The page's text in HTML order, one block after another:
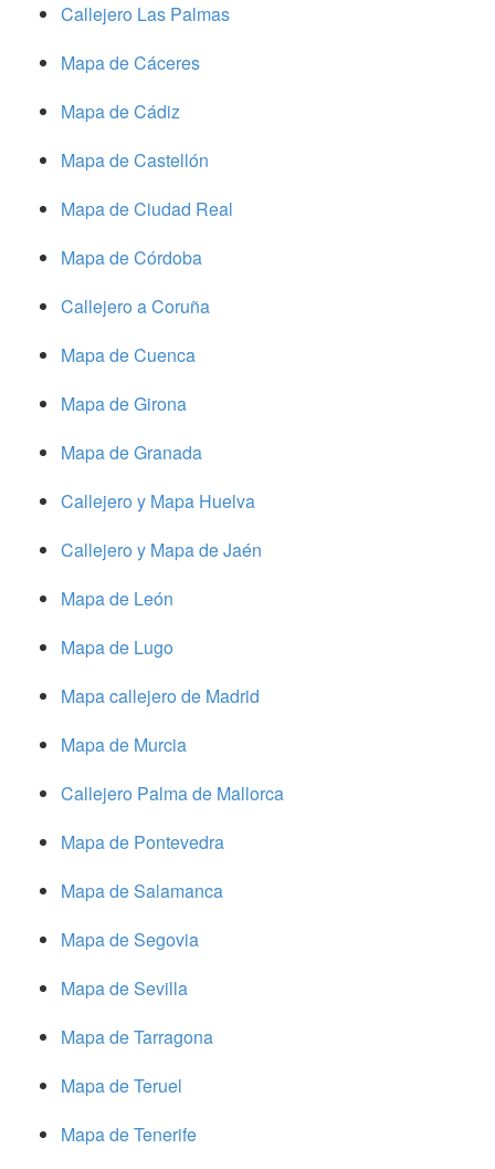
Callejero Las Palmas
Mapa de Cáceres
Mapa de Cádiz
Mapa de Castellón
Mapa de Ciudad Real
Mapa de Córdoba
Callejero a Coruña
Mapa de Cuenca
Mapa de Girona
Mapa de Granada
Callejero y Mapa Huelva
Callejero y Mapa de Jaén
Mapa de León
Mapa de Lugo
Mapa callejero de Madrid
Mapa de Murcia
Callejero Palma de Mallorca
Mapa de Pontevedra
Mapa de Salamanca
Mapa de Segovia
Mapa de Sevilla
Mapa de Tarragona
Mapa de Teruel
Mapa de Tenerife